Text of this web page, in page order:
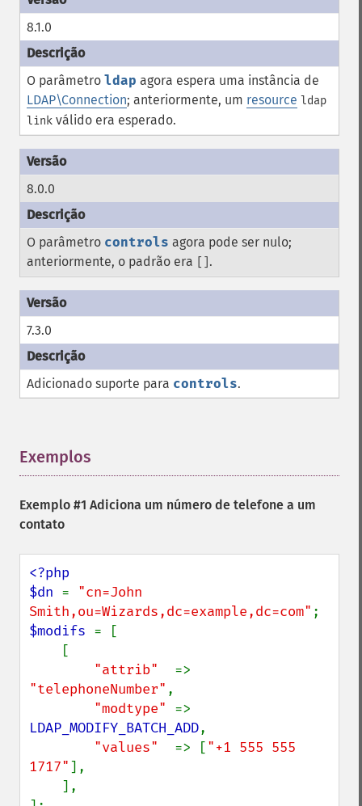
8.1.0
O parâmetro ldap agora espera uma instância de
LDAP\Connection; anteriormente, um resource ldap
link válido era esperado.
8.0.0
O parâmetro controls agora pode ser nulo;
anteriormente, o padrão era
.
7.3.0
Adicionado suporte para controls.
Exemplos
Exemplo #1 Adiciona um número de telefone a um
contato
<?php
$dn = "cn=John
Smith,ou=Wizards,dc=example,dc=com"
$modifs = [
"attrib"
"telephoneNumber" ,
"modtype"
LDAP_MODIFY_BATCH_ADD,
"values" => ["+1 555 555
1717"],